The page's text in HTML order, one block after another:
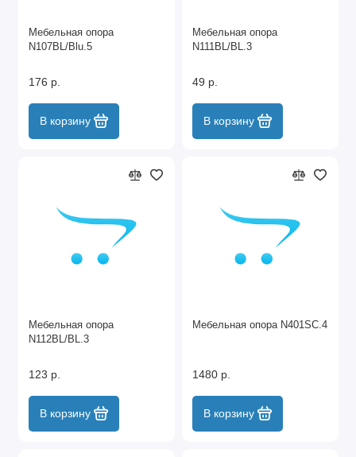
Мебельная опора
N107BL/Blu.5
176 р.
В корзину
Мебельная опора
N111BL/BL.3
49 р.
В корзину
Мебельная опора
N112BL/BL.3
123 р.
В корзину
Мебельная опора N401SC.4
1480 р.
В корзину